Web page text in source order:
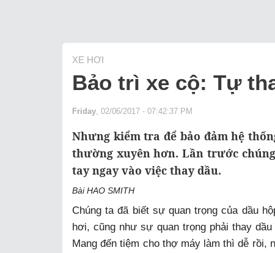
XE HƠI
Bảo trì xe cộ: Tự
Friday , 02/06/2017 - 07:42:37 PM
Nhưng kiểm tra để bảo đảm hệ
thường xuyên hơn. Lần trước
tay ngay vào việc thay dầu.
Bài HAO SMITH
Chúng ta đã biết sự quan trọng của dầu
hơi, cũng như sự quan trọng phải thay
Mang đến tiệm cho thợ máy làm thì dễ rồi,